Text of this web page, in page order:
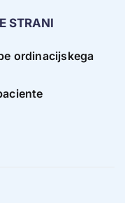
STRANI
ordinacijskega